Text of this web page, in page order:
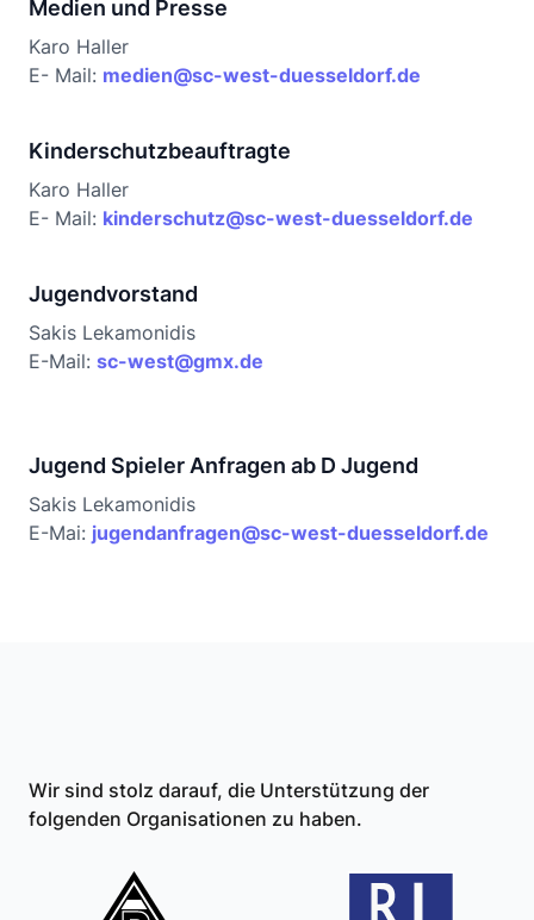
Medien und Presse
Karo Haller
E- Mail: medien@sc-west-duesseldorf.de
Kinderschutzbeauftragte
Karo Haller
E- Mail: kinderschutz@sc-west-duesseldorf.de
Jugendvorstand
Sakis Lekamonidis
E-Mail: sc-west@gmx.de
Jugend Spieler Anfragen ab D Jugend
Sakis Lekamonidis
E-Mai: jugendanfragen@sc-west-duesseldorf.de
Wir sind stolz darauf, die Unterstützung der
folgenden Organisationen zu haben.